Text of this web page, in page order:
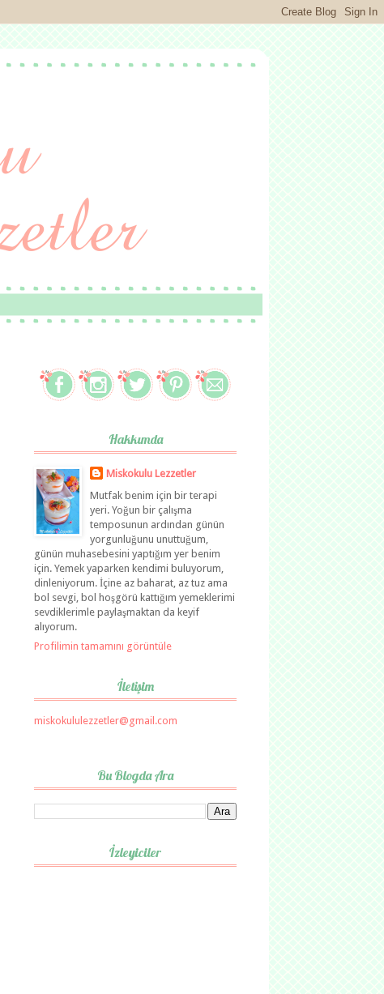
Hakkımda
Miskokulu Lezzetler
Mutfak benim için bir terapi
yeri. Yoğun bir çalışma
temposunun ardından günün
yorgunluğunu unuttuğum,
günün muhasebesini yaptığım yer benim
için. Yemek yaparken kendimi buluyorum,
dinleniyorum. İçine az baharat, az tuz ama
bol sevgi, bol hoşgörü kattığım yemeklerimi
sevdiklerimle paylaşmaktan da keyif
alıyorum.
Profilimin tamamını görüntüle
İletişim
miskokululezzetler@gmail.com
Bu Blogda Ara
İzleyiciler